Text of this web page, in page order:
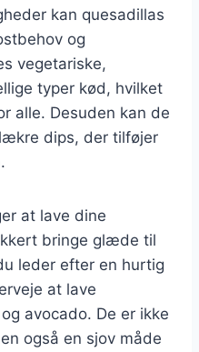
kan quesadillas
og
vegetariske,
typer kød, hvilket
alle. Desuden kan de
dips, der tilføjer
at lave dine
bringe glæde til
leder efter en hurtig
at lave
avocado. De er ikke
også en sjov måde